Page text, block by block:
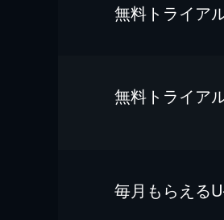
無料トライア
無料トライア
毎⽉もらえる